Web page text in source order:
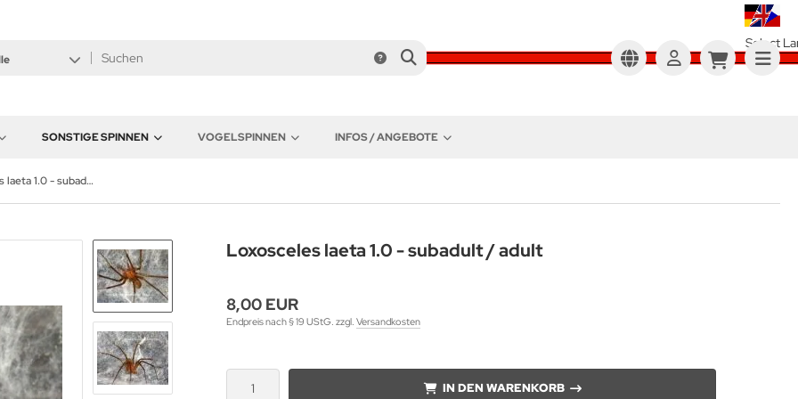
Select
SONSTIGE SPINNEN VOGELSPINNEN INFOS / ANGEBOTE
Loxosceles laeta 1.0 - subadult / adult
Loxosceles laeta 1.0 - subadult / adult
8,00 EUR
Endpreis nach § 19 UStG. zzgl. Versandkosten
IN DEN WARENKORB